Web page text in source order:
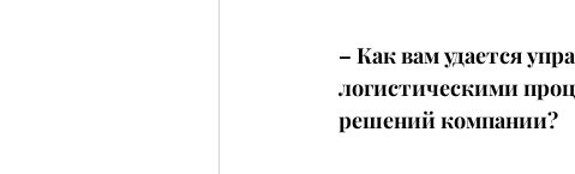
– Как вам удается
логистическими
решений компании?